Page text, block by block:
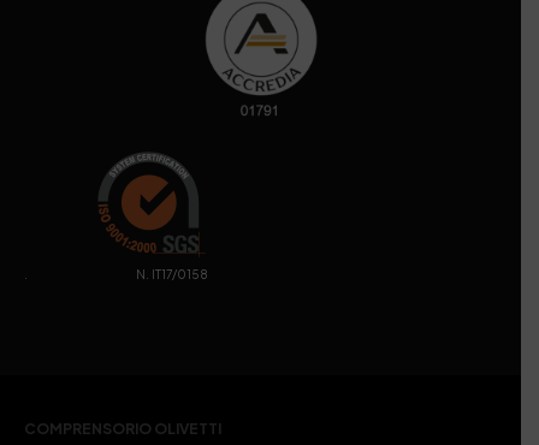
. N. IT17/0158
COMPRENSORIO OLIVETTI